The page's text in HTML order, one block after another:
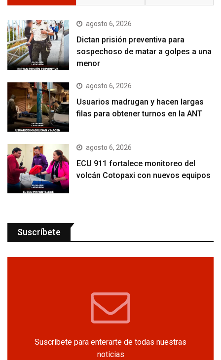
agosto 6, 2026
Dictan prisión preventiva para
sospechoso de matar a golpes a una
menor
agosto 6, 2026
Usuarios madrugan y hacen largas
filas para obtener turnos en la ANT
agosto 6, 2026
ECU 911 fortalece monitoreo del
volcán Cotopaxi con nuevos equipos
Suscríbete
Suscríbete para enterarte de todas nuestras
noticias